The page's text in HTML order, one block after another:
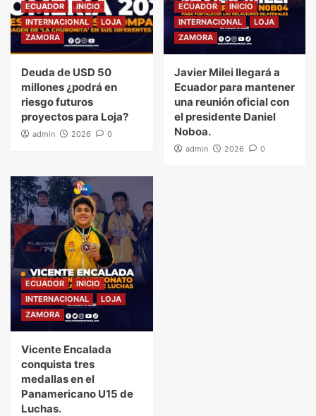
ECUADOR
INICIO
INTERNACIONAL
LOJA
ZAMORA
Deuda de USD 50
millones ¿podrá en
riesgo futuros
proyectos para Loja?
admin 2026 0
ECUADOR
INICIO
INTERNACIONAL
LOJA
ZAMORA
Javier Milei llegará a
Ecuador para mantener
una reunión oficial con
el presidente Daniel
Noboa.
admin 2026 0
ECUADOR
INICIO
INTERNACIONAL
LOJA
ZAMORA
Vicente Encalada
conquista tres
medallas en el
Panamericano U15 de
Luchas.